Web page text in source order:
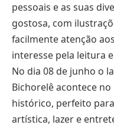
pessoais e as suas
gostosa, com
facilmente atenção
interesse pela leitura
No dia 08 de junho o
Bichorelê acontece
histórico, perfeito
artística, lazer e